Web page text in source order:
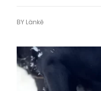
BY Länkē